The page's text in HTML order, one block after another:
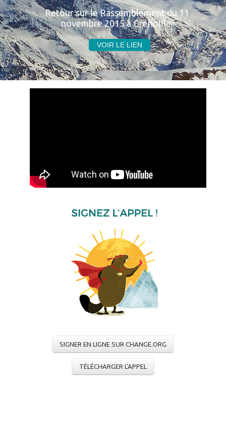
Retour sur le Rassemblement du 11
novembre 2015 à Grenoble.
VOIR LE LIEN
SIGNER EN LIGNE SUR CHANGE.ORG
TÉLÉCHARGER L'APPEL